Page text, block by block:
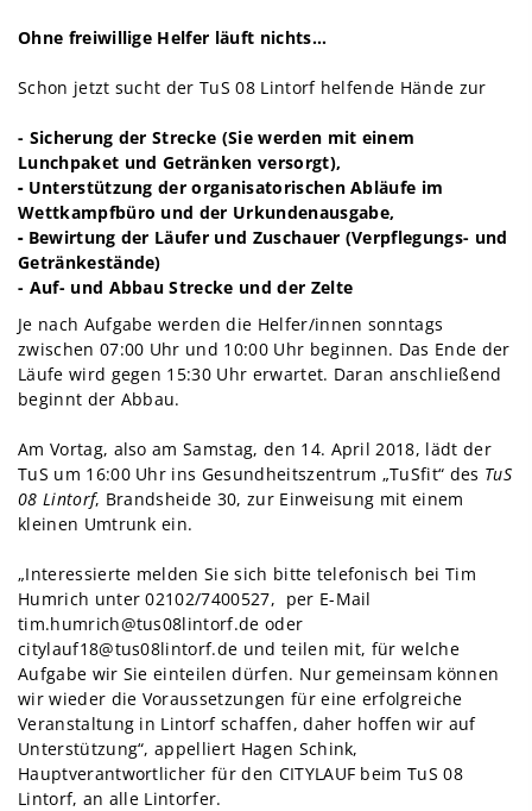
Ohne freiwillige Helfer läuft nichts…
Schon jetzt sucht der TuS 08 Lintorf helfende Hände zur
- Sicherung der Strecke (Sie werden mit einem
Lunchpaket und Getränken versorgt),
-Unterstützung der organisatorischen Abläufe im
Wettkampfbüro und der Urkundenausgabe,
-Bewirtung der Läufer und Zuschauer (Verpflegungs- und
Getränkestände)
- Auf- und Abbau Strecke und der Zelte
Je nach Aufgabe werden die Helfer/innen sonntags
zwischen 07:00 Uhr und 10:00 Uhr beginnen. Das Ende der
Läufe wird gegen 15:30 Uhr erwartet. Daran anschließend
beginnt der Abbau.
Am Vortag, also am Samstag, den 14. April 2018, lädt der
TuS um 16:00 Uhr ins Gesundheitszentrum „TuSfit“ des TuS
08 Lintorf, Brandsheide 30, zur Einweisung mit einem
kleinen Umtrunk ein.
„Interessierte melden Sie sich bitte telefonisch bei Tim
Humrich unter 02102/7400527, per E-Mail
tim.humrich@tus08lintorf.de oder
citylauf18@tus08lintorf.de und teilen mit, für welche
Aufgabe wir Sie einteilen dürfen. Nur gemeinsam können
wir wieder die Voraussetzungen für eine erfolgreiche
Veranstaltung in Lintorf schaffen, daher hoffen wir auf
Unterstützung“, appelliert Hagen Schink,
Hauptverantwortlicher für den CITYLAUF beim TuS 08
Lintorf, an alle Lintorfer.